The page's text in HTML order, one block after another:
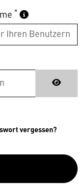
*
vergessen?